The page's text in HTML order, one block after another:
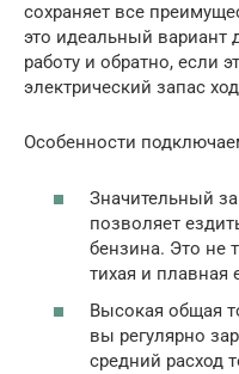
сохраняет все
это идеальный вариант
работу и обратно, если
электрический запас
Особенности
Значительный
позволяет
бензина. Это не
тихая и плавная
Высокая общая
вы регулярно
средний расход